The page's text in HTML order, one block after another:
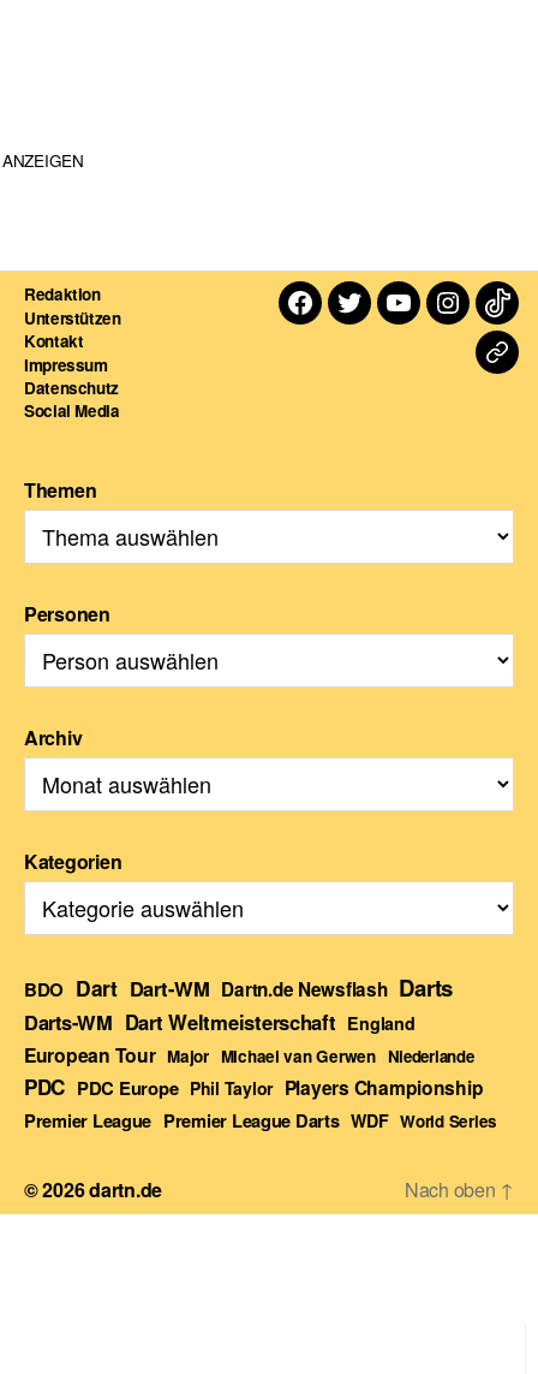
ANZEIGEN
Redaktion
Unterstützen
Kontakt
Impressum
Datenschutz
Social Media
Facebook
TwitterYoutube
Themen
Personen
Archiv
Kategorien
BDO Dart Dart-WM Dartn.de Newsflash Darts
Darts-WM Dart Weltmeisterschaft England
European Tour Major Michael van Gerwen Niederlande
PDC PDC Europe Phil Taylor Players Championship
Premier League Premier League Darts WDF World Series
© 2026dartn.de Nach oben ↑